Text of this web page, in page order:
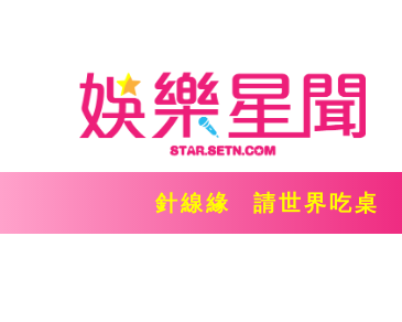
針線緣 請世界吃桌